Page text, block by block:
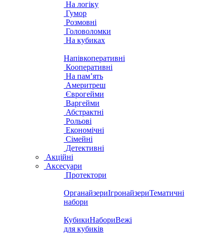
На логіку
Гумор
Розмовні
Головоломки
На кубиках
Напівкоперативні
Кооперативні
На пам’ять
Америтреш
Єврогейми
Варгейми
Абстрактні
Рольові
Економічні
Сімейні
Детективні
Акційні
Аксесуари
Протектори
ОрганайзериІгронайзериТематичні
набори
КубикиНабориВежі
для кубиків